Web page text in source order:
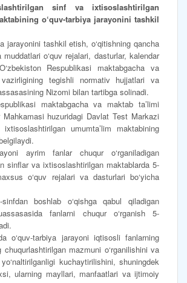
sinf va ixtisoslashtirilgan
o‘quv-tarbiya jarayonini tashkil
jarayonini tashkil etish, o‘qitishning qancha
o‘quv rejalari, dasturlar, kalendar
Respublikasi maktabgacha va
tegishli normativ hujjatlari va
Nizomi bilan tartibga solinadi.
maktabgacha va maktab ta’limi
huzuridagi Davlat Test Markazi
umumta’lim maktabining
ayrim fanlar chuqur o‘rganiladigan
sinflar va ixtisoslashtirilgan maktablarda 5-
o‘quv rejalari va dasturlari bo‘yicha
sinfdan boshlab o‘qishga qabul qiladigan
fanlarni chuqur o‘rganish 5-
o‘quv-tarbiya jarayoni iqtisosli fanlarning
mazmuni o‘rganilishini va
kuchaytirilishini, shuningdek
ularning mayllari, manfaatlari va ijtimoiy